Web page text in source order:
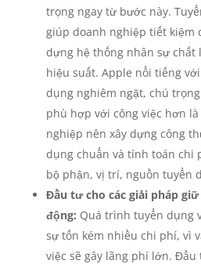
trọng ngay từ bước này.
giúp doanh nghiệp tiết kiệm
dựng hệ thống nhân sự chất
hiệu suất. Apple nổi tiếng
dụng nghiêm ngặt, chú
phù hợp với công việc hơn
nghiệp nên xây dựng công
dụng chuẩn và tính toán chi
bộ phận, vị trí, nguồn tuyển
Đầu tư cho các giải pháp
động: Quá trình tuyển dụng
sự tốn kém nhiều chi phí, vì
việc sẽ gây lãng phí lớn.